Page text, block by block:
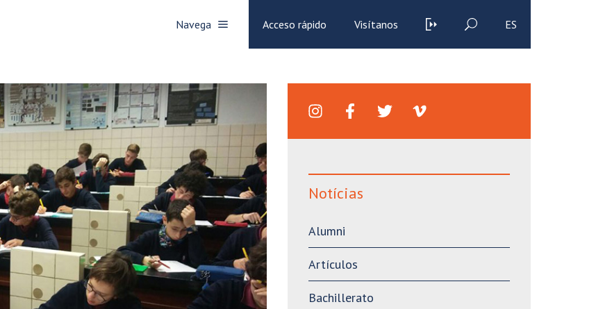
Navega Acceso rápido Visítanos ES
Notícias
Alumni
Artículos
Bachillerato